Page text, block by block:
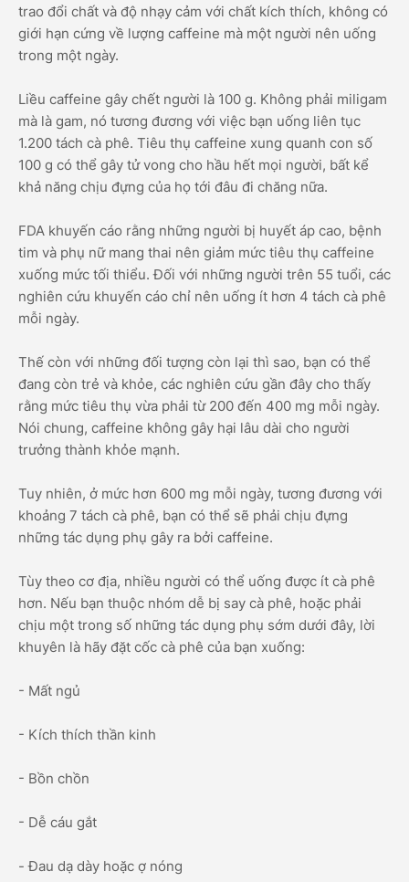
trao đổi chất và độ nhạy cảm với chất kích thích, không có
giới hạn cứng về lượng caffeine mà một người nên uống
trong một ngày.
Liều caffeine gây chết người là 100 g. Không phải miligam
mà là gam, nó tương đương với việc bạn uống liên tục
1.200 tách cà phê. Tiêu thụ caffeine xung quanh con số
100 g có thể gây tử vong cho hầu hết mọi người, bất kể
khả năng chịu đựng của họ tới đâu đi chăng nữa.
FDA khuyến cáo rằng những người bị huyết áp cao, bệnh
tim và phụ nữ mang thai nên giảm mức tiêu thụ caffeine
xuống mức tối thiểu. Đối với những người trên 55 tuổi, các
nghiên cứu khuyến cáo chỉ nên uống ít hơn 4 tách cà phê
mỗi ngày.
Thế còn với những đối tượng còn lại thì sao, bạn có thể
đang còn trẻ và khỏe, các nghiên cứu gần đây cho thấy
rằng mức tiêu thụ vừa phải từ 200 đến 400 mg mỗi ngày.
Nói chung, caffeine không gây hại lâu dài cho người
trưởng thành khỏe mạnh.
Tuy nhiên, ở mức hơn 600 mg mỗi ngày, tương đương với
khoảng 7 tách cà phê, bạn có thể sẽ phải chịu đựng
những tác dụng phụ gây ra bởi caffeine.
Tùy theo cơ địa, nhiều người có thể uống được ít cà phê
hơn. Nếu bạn thuộc nhóm dễ bị say cà phê, hoặc phải
chịu một trong số những tác dụng phụ sớm dưới đây, lời
khuyên là hãy đặt cốc cà phê của bạn xuống:
- Mất ngủ
- Kích thích thần kinh
- Bồn chồn
- Dễ cáu gắt
- Đau dạ dày hoặc ợ nóng